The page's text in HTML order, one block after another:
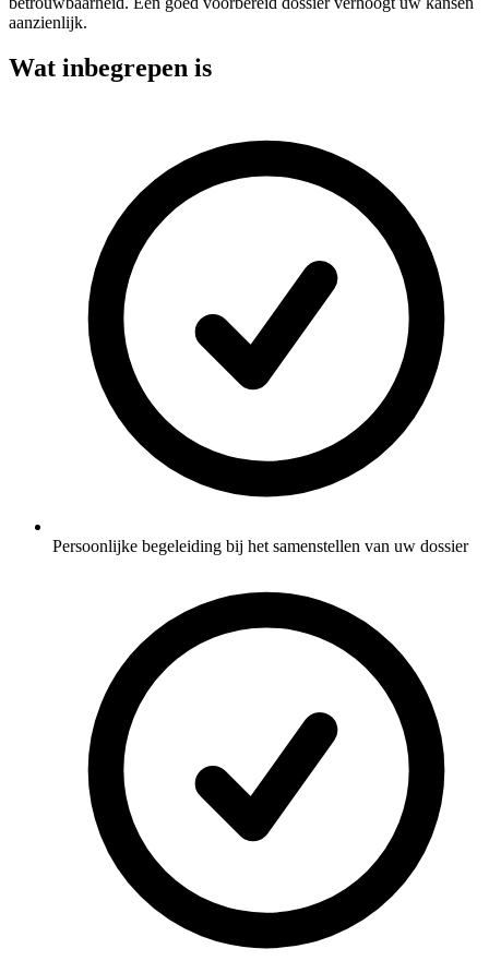
aanzienlijk.
Wat inbegrepen is
Persoonlijke begeleiding bij het samenstellen van uw dossier